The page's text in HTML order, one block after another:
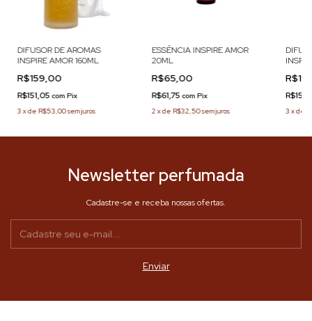
DIFUSOR DE AROMAS
INSPIRE AMOR 160ML
R$159,00
R$151,05com Pix
3 xde R$53,00sem juros
ESSÊNCIA INSPIRE AMOR
20ML
R$65,00
R$61,75com Pix
2xde R$32,50sem juros 3 xde
Newsletter perfumada
Cadastre-se e receba nossas ofertas.